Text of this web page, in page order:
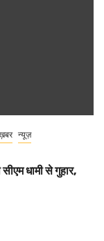
न्यूज़
धामी से गुहार,